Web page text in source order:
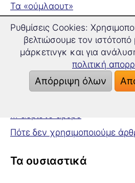
Τα «ούμλαουτ»
Οι δίφθογγοι
Το άρθρο
Το άρθρο
Πότε δεν χρησιμοποιούμε
Τα ουσιαστικά
Ρυθμίσεις Cookies:
βελτιώσουμε τον
μάρκετινγκ και για
πολιτική
Απόρριψη όλων